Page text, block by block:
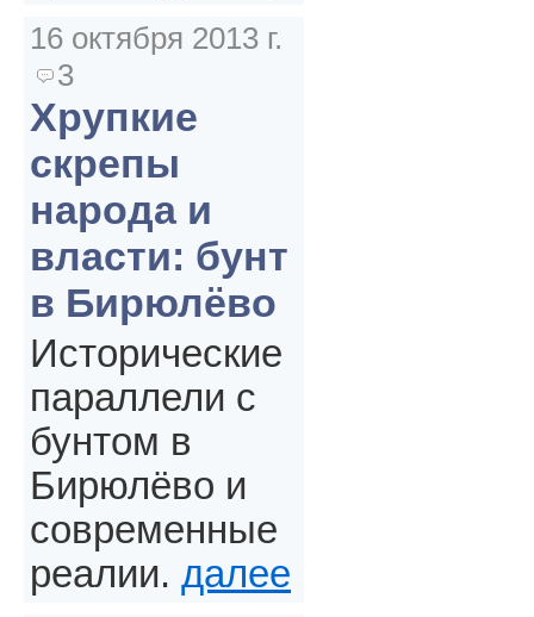
16 октября 2013 г.
3
Хрупкие
скрепы
народа и
власти: бунт
в Бирюлёво
Исторические
параллели с
бунтом в
Бирюлёво и
современные
реалии. далее